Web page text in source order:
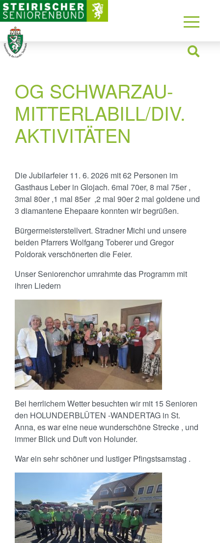
OG SCHWARZAU-
MITTERLABILL/DIV.
AKTIVITÄTEN
Die Jubilarfeier 11. 6. 2026 mit 62 Personen im
Gasthaus Leber in Glojach. 6mal 70er, 8 mal 75er ,
3mal 80er ,1 mal 85er ,2 mal 90er 2 mal goldene und
3 diamantene Ehepaare konnten wir begrüßen.
Bürgermeisterstellvert. Stradner Michi und unsere
beiden Pfarrers Wolfgang Toberer und Gregor
Poldorak verschönerten die Feier.
Unser Seniorenchor umrahmte das Programm mit
ihren Liedern
Bei herrlichem Wetter besuchten wir mit 15 Senioren
den HOLUNDERBLÜTEN -WANDERTAG in St.
Anna, es war eine neue wunderschöne Strecke , und
immer Blick und Duft von Holunder.
War ein sehr schöner und lustiger Pfingstsamstag .